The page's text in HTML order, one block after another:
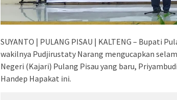
SUYANTO | PULANG PISAU | KALTENG – Bupati
wakilnya Pudjirustaty Narang mengucapkan
Negeri (Kajari) Pulang Pisau yang baru,
Handep Hapakat ini.